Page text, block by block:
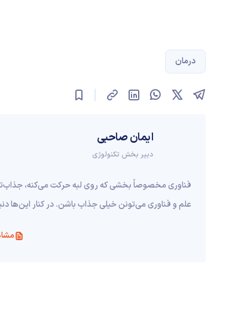
درمان
ایمان صاحبی
دبیر بخش تکنولوژی
فناوری مخصوصاً بخشی که روی لبه حرکت می‌کنه،
علم و فناوری می‌تونن خیلی جذاب باشن. در کنار این‌ها